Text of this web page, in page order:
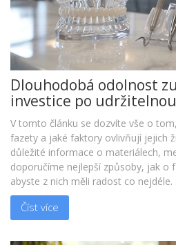
Dlouhodobá odolnost
investice po
V tomto článku se dozvíte vše o
fazety a jaké faktory ovlivňují jejich
důležité informace o materiálech,
doporučíme nejlepší způsoby, jak o
abyste z nich měli radost co nejdéle.
Číst více